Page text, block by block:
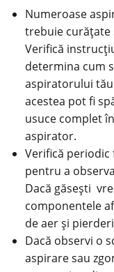
Numeroase
trebuie curățate
Verifică
determina cum
aspiratorului
acestea pot fi
usuce complet
aspirator.
Verifică
pentru a
Dacă găsești
componentele
de aer și
Dacă observi o
aspirare sau